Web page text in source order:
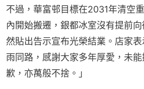
不過，華富邨目標在2031年清空
內開始搬遷，銀都冰室沒有提前
然貼出告示宣布光榮結業。店家
雨同路，感謝大家多年厚愛，未
歉，亦萬般不捨。」